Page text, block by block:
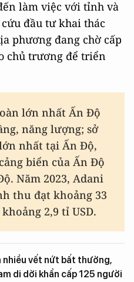
làm việc với tỉnh và
đầu tư khai thác
phương đang chờ cấp
chủ trương để triển
lớn nhất Ấn Độ
năng lượng; sở
nhất tại Ấn Độ,
biển của Ấn Độ
Năm 2023, Adani
thu đạt khoảng 33
2,9 tỉ USD.
nhiều vết nứt bất thường,
di dời khẩn cấp 125 người